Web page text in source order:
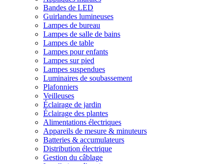
Bandes de LED
Guirlandes lumineuses
Lampes de bureau
Lampes de salle de bains
Lampes de table
Lampes pour enfants
Lampes sur pied
Lampes suspendues
Luminaires de soubassement
Plafonniers
Veilleuses
Éclairage de jardin
Éclairage des plantes
Alimentations électriques
Appareils de mesure & minuteurs
Batteries & accumulateurs
Distribution électrique
Gestion du câblage